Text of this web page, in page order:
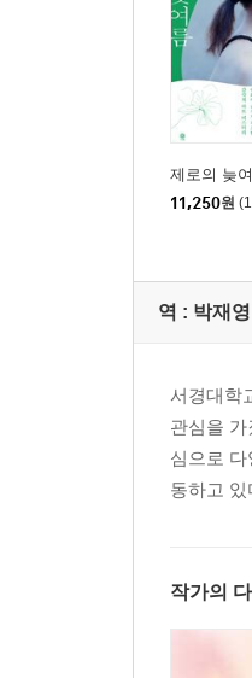
제로의 늦
11,250원
역 : 박재영
서경대학
관심을
심으로
동하고 있
작가의